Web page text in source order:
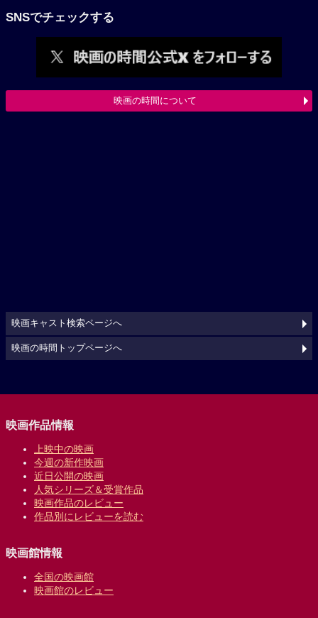
SNSでチェックする
映画の時間について
映画キャスト検索ページへ
映画の時間トップページへ
映画作品情報
上映中の映画
今週の新作映画
近日公開の映画
人気シリーズ＆受賞作品
映画作品のレビュー
作品別にレビューを読む
映画館情報
全国の映画館
映画館のレビュー